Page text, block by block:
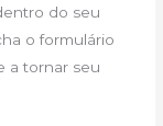
do seu
o formulário
a tornar seu